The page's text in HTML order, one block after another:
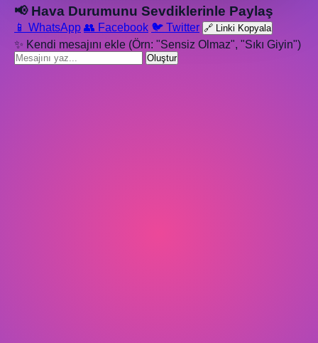
📢 Hava Durumunu Sevdiklerinle Paylaş
📱 WhatsApp 👥 Facebook 🐦 Twitter 🔗 Linki Kopyala
✨ Kendi mesajını ekle (Örn: "Sensiz Olmaz", "Sıkı Giyin")
Oluştur